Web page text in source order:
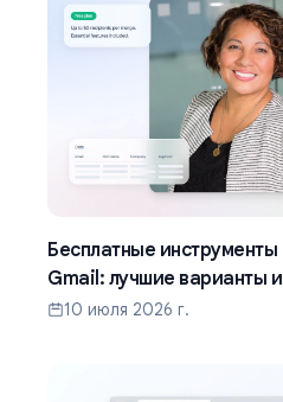
Бесплатные инструменты
Gmail: лучшие варианты
10 июля 2026 г.